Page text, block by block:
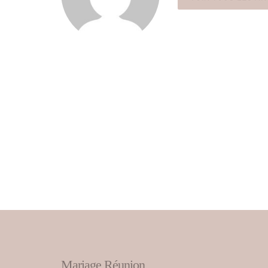
Mariage Réunion